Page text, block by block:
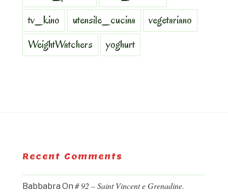
tv_kino
utensile_cucina
vegetariano
WeightWatchers
yoghurt
Recent Comments
Babbabra On # 92 – Saint Vincent e Grenadine.